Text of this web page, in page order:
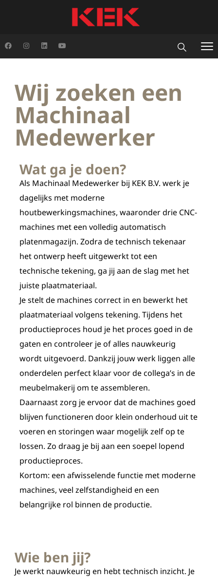
Wij zoeken een
Machinaal
Medewerker
Wat ga je doen?
Als Machinaal Medewerker bij KEK B.V. werk je
dagelijks met moderne
houtbewerkingsmachines, waaronder drie CNC-
machines met een volledig automatisch
platenmagazijn. Zodra de technisch tekenaar
het ontwerp heeft uitgewerkt tot een
technische tekening, ga jij aan de slag met het
juiste plaatmateriaal.
Je stelt de machines correct in en bewerkt het
plaatmateriaal volgens tekening. Tijdens het
productieproces houd je het proces goed in de
gaten en controleer je of alles nauwkeurig
wordt uitgevoerd. Dankzij jouw werk liggen alle
onderdelen perfect klaar voor de collega’s in de
meubelmakerij om te assembleren.
Daarnaast zorg je ervoor dat de machines goed
blijven functioneren door klein onderhoud uit te
voeren en storingen waar mogelijk zelf op te
lossen. Zo draag je bij aan een soepel lopend
productieproces.
Kortom: een afwisselende functie met moderne
machines, veel zelfstandigheid en een
belangrijke rol binnen de productie.
Wie ben jij?
Je werkt nauwkeurig en hebt technisch inzicht. Je